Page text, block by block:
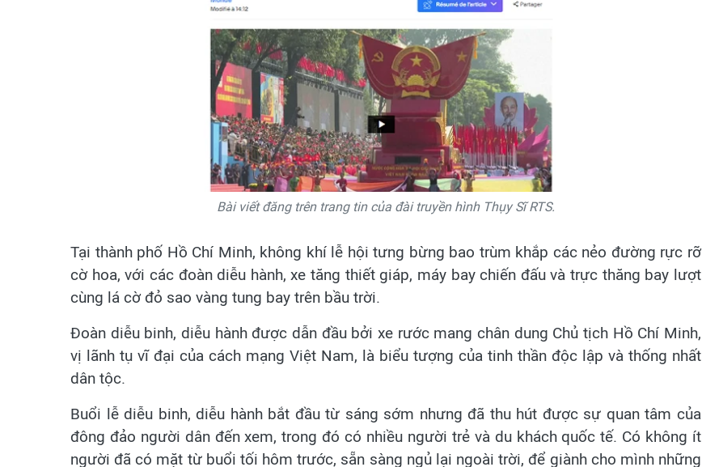
Bài viết đăng trên trang tin của đài truyền hình Thụy Sĩ RTS.
Tại thành phố Hồ Chí Minh, không khí lễ hội tưng bừng bao trùm khắp các nẻo đường rực rỡ
cờ hoa, với các đoàn diễu hành, xe tăng thiết giáp, máy bay chiến đấu và trực thăng bay lượt
cùng lá cờ đỏ sao vàng tung bay trên bầu trời.
Đoàn diễu binh, diễu hành được dẫn đầu bởi xe rước mang chân dung Chủ tịch Hồ Chí Minh,
vị lãnh tụ vĩ đại của cách mạng Việt Nam, là biểu tượng của tinh thần độc lập và thống nhất
dân tộc.
Buổi lễ diễu binh, diễu hành bắt đầu từ sáng sớm nhưng đã thu hút được sự quan tâm của
đông đảo người dân đến xem, trong đó có nhiều người trẻ và du khách quốc tế. Có không ít
người đã có mặt từ buổi tối hôm trước, sẵn sàng ngủ lại ngoài trời, để giành cho mình những